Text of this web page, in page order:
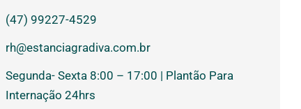
(47) 99227-4529
rh@estanciagradiva.com.br
Segunda- Sexta 8:00 – 17:00 | Plantão Para
Internação 24hrs